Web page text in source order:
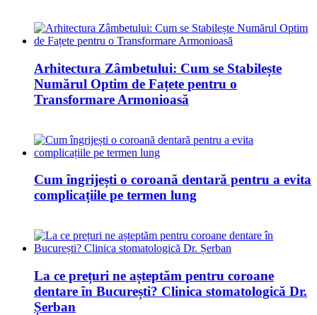
Arhitectura Zâmbetului: Cum se Stabilește
Numărul Optim de Fațete pentru o
Transformare Armonioasă
Cum îngrijești o coroană dentară pentru a evita
complicațiile pe termen lung
La ce prețuri ne așteptăm pentru coroane
dentare în București? Clinica stomatologică Dr.
Șerban